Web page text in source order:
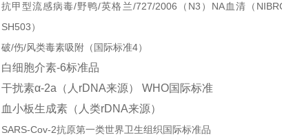
抗甲型流感病毒/野鸭/英格兰/727/2006（N3）NA血清（
SH503）
破/伤/风类毒素吸附（国际标准4）
白细胞介素-6标准品
干扰素α-2a （人 rDNA来源） WHO国际标准
血小板生成素（人类rDNA来源）
SARS-Cov-2抗原第一类世界卫生组织国际标准品